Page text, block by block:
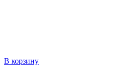
В корзину